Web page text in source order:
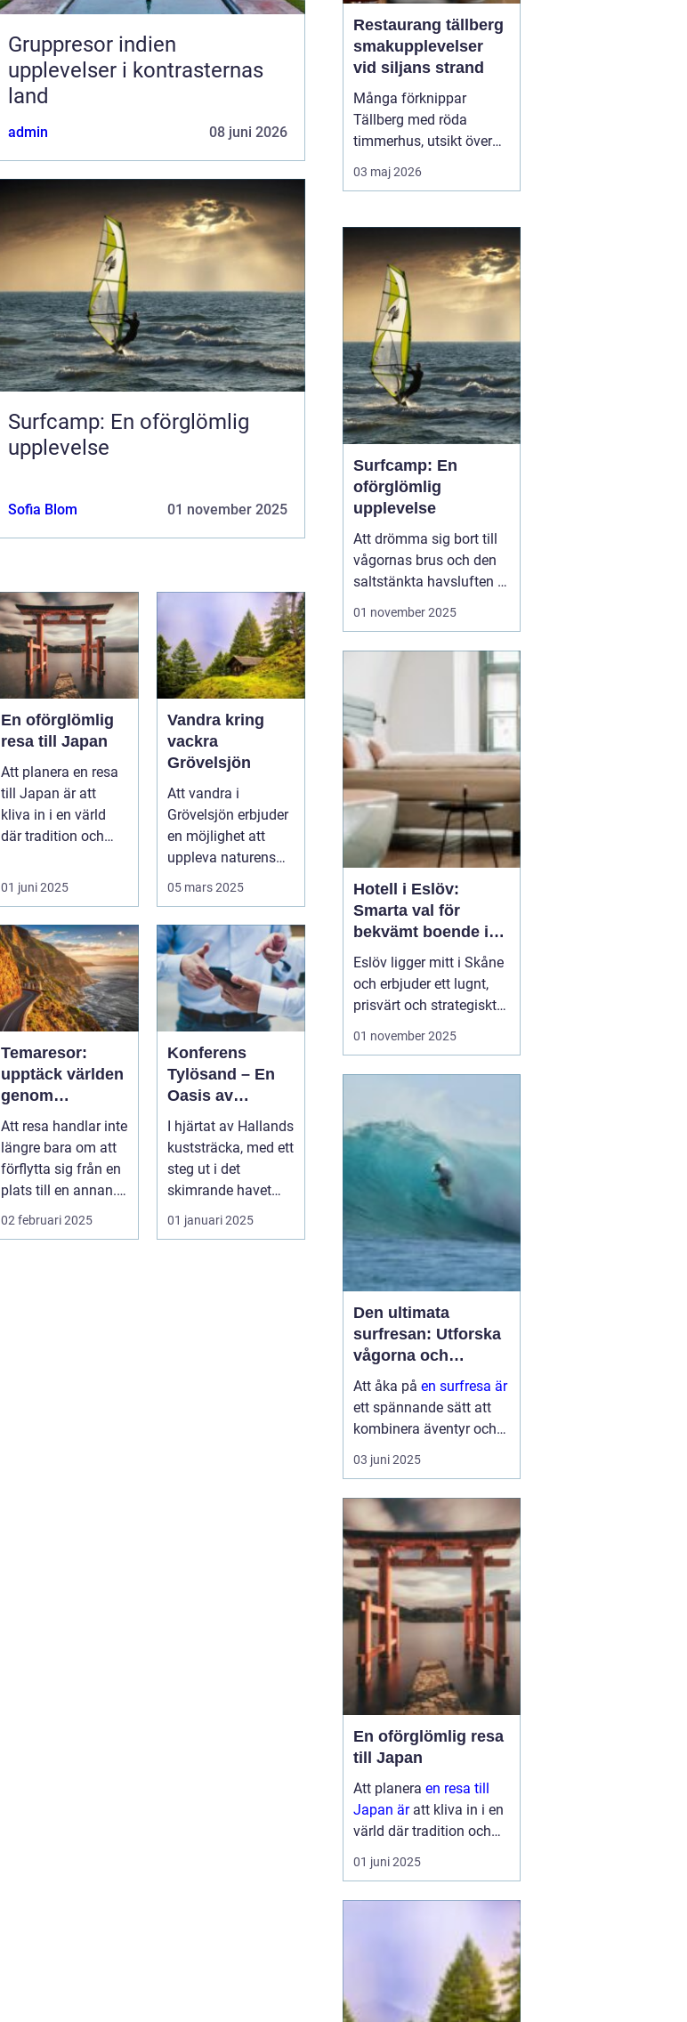
Gruppresor indien
upplevelser i kontrasternas
land
admin 08 juni 2026
Surfcamp: En oförglömlig
upplevelse
Sofia Blom 01 november 2025
En oförglömlig
resa till Japan
Att planera en resa
till Japan är att
kliva in i en värld
där tradition och
01 juni 2025
Vandra kring
vackra
Grövelsjön
Att vandra i
Grövelsjön erbjuder
en möjlighet att
uppleva naturens
05 mars 2025
Temaresor:
upptäck världen
genom
tematiska
upplevelser
Att resa handlar inte
längre bara om att
förflytta sig från en
plats till en annan.
02 februari 2025
Konferens
Tylösand – En
Oasis av
Möjligheter
I hjärtat av Hallands
kuststräcka, med ett
steg ut i det
skimrande havet
och den mjuka
san...
01 januari 2025
Restaurang tällberg
smakupplevelser
vid siljans strand
Många förknippar
Tällberg med röda
timmerhus, utsikt över
Siljan och klassiska
dalatraditioner. Men byn
matdestination. Här
möts resenärer som vill
äta genuint, närodlat och
vällagat utan att tumma
på vare sig kvalitet ell...
03 maj 2026
Surfcamp: En
oförglömlig
upplevelse
Att drömma sig bort till
vågornas brus och den
saltstänkta havsluften är
en längtan många
surfcamp som ett
perfekt alternati...
01 november 2025
Hotell i Eslöv:
Smarta val för
bekvämt boende i
hjärtat av Skåne
Eslöv ligger mitt i Skåne
och erbjuder ett lugnt,
prisvärt och strategiskt
boendealternativ för
parkering ...
01 november 2025
Den ultimata
surfresan: Utforska
vågorna och
upptäck äventyret
Att åka på en surfresa är
ett spännande sätt att
kombinera äventyr och
avkoppling. Det ger
möjlighet att uppleva
samtidigt som man
utvecklar en ny f&au...
03 juni 2025
En oförglömlig resa
till Japan
Att planera en resa till
Japan äratt kliva in i en
värld där tradition och
modernitet möts. Detta
fascinerande land
01 juni 2025